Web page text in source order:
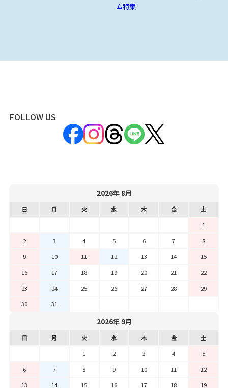
ム特集
FOLLOW US
2026年 8月
日 月 火 水 木 金
土
1
2
3 4 5 6 7
8
9
10 11 12 13 14
15
16
17 18 19 20 21
22
23
24 25 26 27 28
29
30
31
2026年 9月
日 月 火 水 木 金
土
1
2 3 4
5
6
7 8 9 10 11
12
13
14 15 16 17 18
19